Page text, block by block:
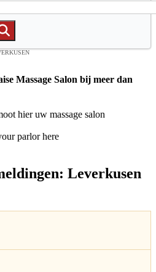
Massage Salon bij meer dan
hier uw massage salon
parlor here
Leverkusen